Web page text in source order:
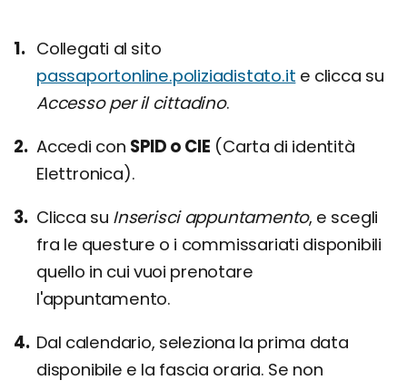
Collegati al sito
passaportonline.poliziadistato.it e clicca su
Accesso per il cittadino.
Accedi con SPID o CIE (Carta di identità
Elettronica).
Clicca su Inserisci appuntamento, e scegli
fra le questure o i commissariati disponibili
quello in cui vuoi prenotare
l'appuntamento.
Dal calendario, seleziona la prima data
disponibile e la fascia oraria. Se non